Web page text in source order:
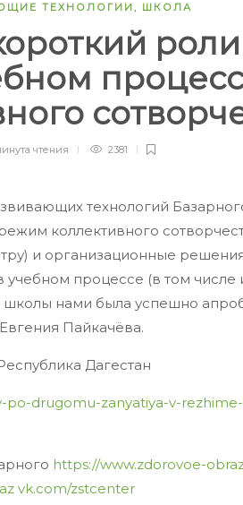
ТЕХНОЛОГИИ, ШКОЛА
чтения 2381
технологий
коллективного
и организационные
процессе (в том числе
нами была успешно
Пайкачёва.
Дагестан
po-drugomu-zanyatiya-v-
https://www.zdorovoe-
vk.com/zstcenter